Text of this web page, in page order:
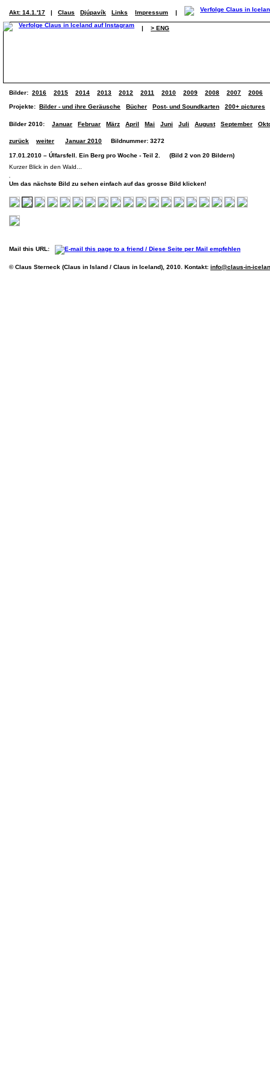
Akt: 14.1.'17 | Claus Djúpavík Links Impressum |
| > ENG
Bilder: 2016 2015 2014 2013 2012 2011 2010 2009 2008 2007 2006
Projekte: Bilder - und ihre Geräusche Bücher Post- und Soundkarten 200+ pictures
Bilder 2010: Januar Februar März April Mai Juni Juli August September
zurück weiter Januar 2010 Bildnummer: 3272
17.01.2010 – Úlfarsfell. Ein Berg pro Woche - Teil 2. (Bild 2 von 20 Bildern)
Kurzer Blick in den Wald...
Um das nächste Bild zu sehen einfach auf das grosse Bild klicken!
Mail this URL:
© Claus Sterneck (Claus in Island / Claus in Iceland), 2010. Kontakt: info@claus-in-